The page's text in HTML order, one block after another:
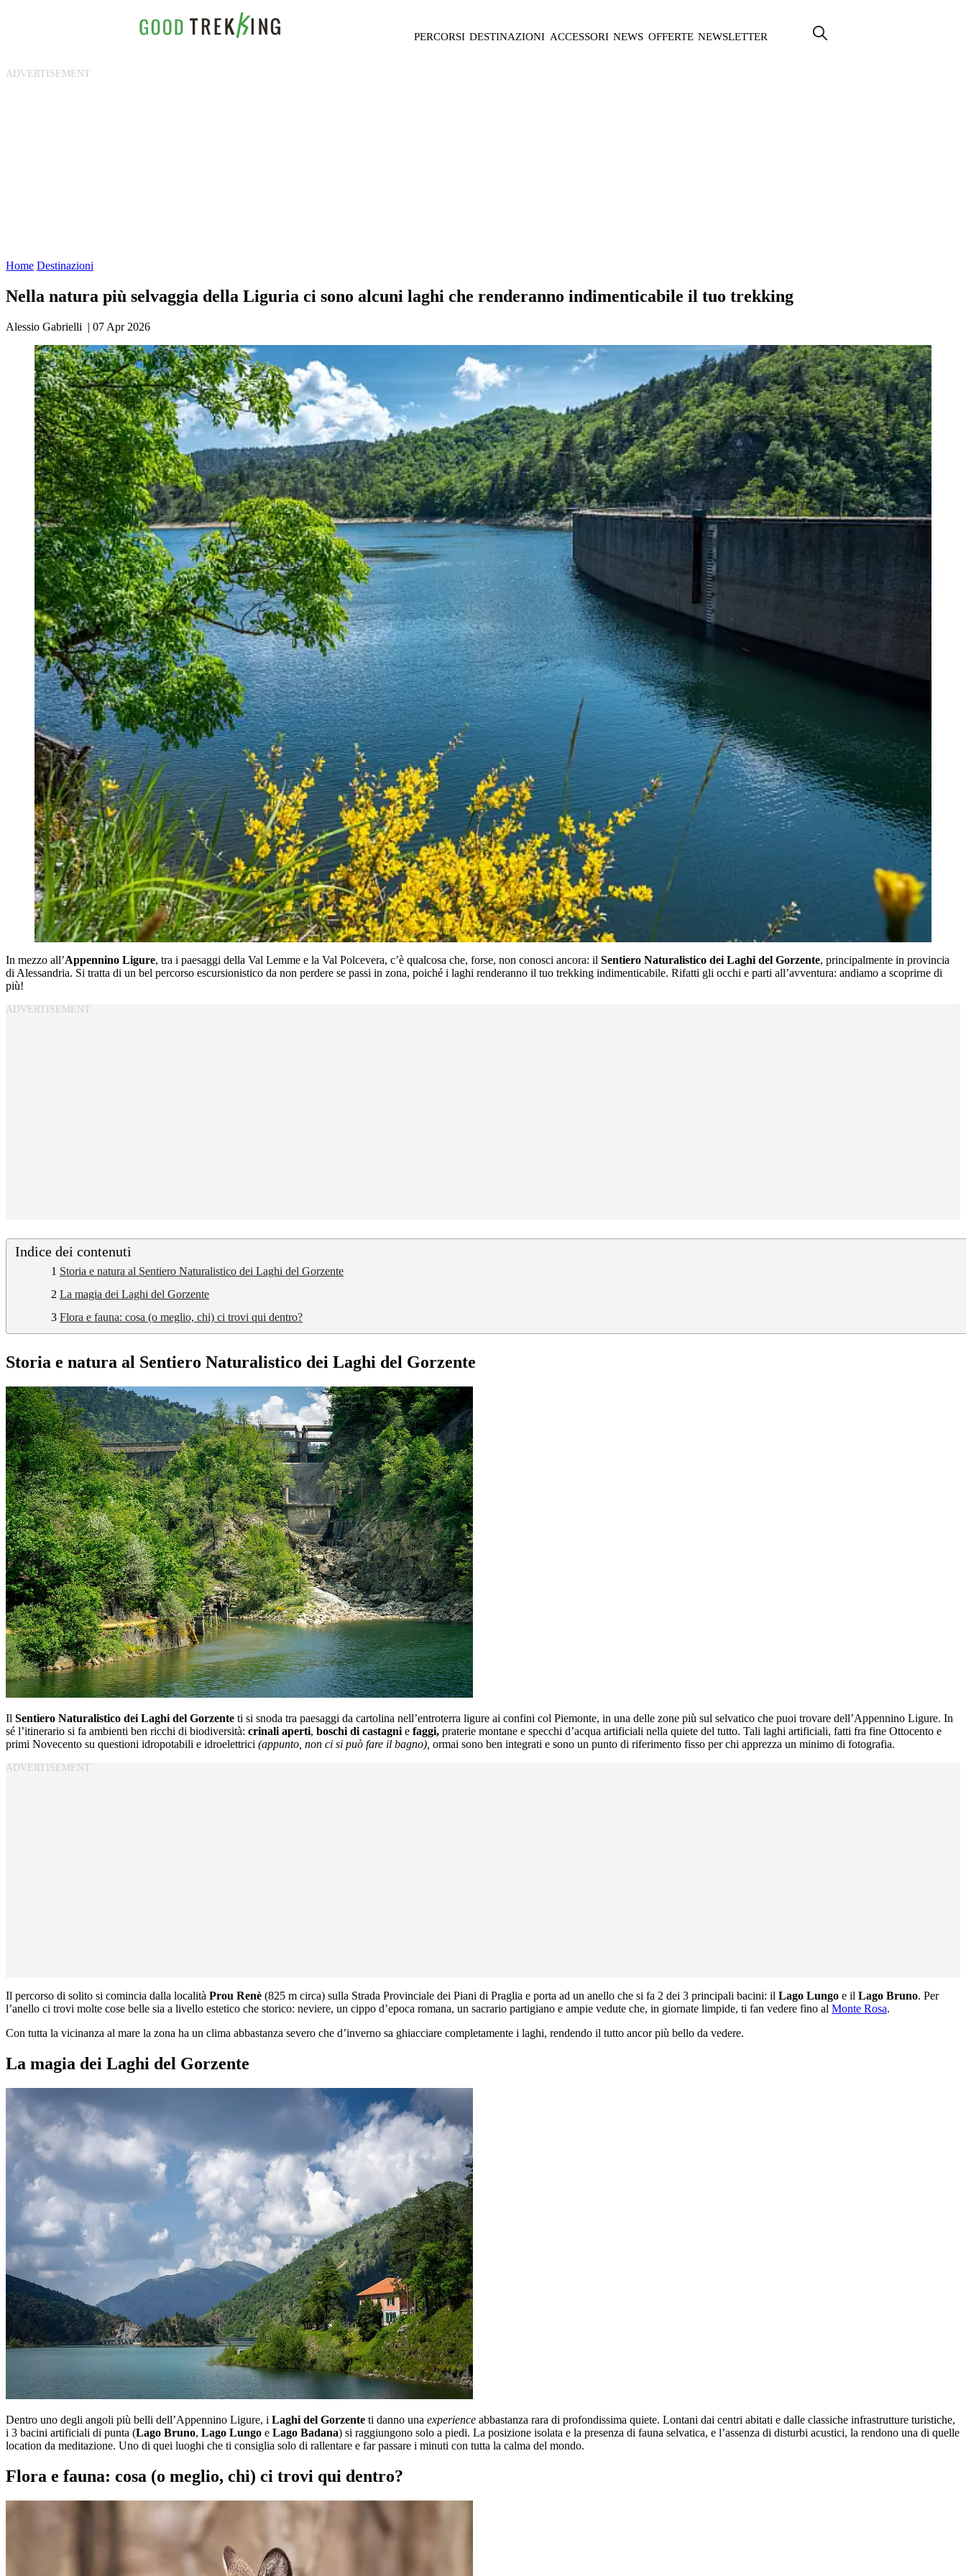
PERCORSI DESTINAZIONI ACCESSORI NEWS OFFERTE NEWSLETTER
Home Destinazioni
Nella natura più selvaggia della Liguria ci sono alcuni laghi che renderanno indimenticabile il tuo trekking
Alessio Gabrielli | 07 Apr 2026
In mezzo all’Appennino Ligure, tra i paesaggi della Val Lemme e la Val Polcevera, c’è qualcosa che, forse, non conosci ancora: il Sentiero Naturalistico dei Laghi del Gorzente, principalmente in provincia
di Alessandria. Si tratta di un bel percorso escursionistico da non perdere se passi in zona, poiché i laghi renderanno il tuo trekking indimenticabile. Rifatti gli occhi e parti all’avventura: andiamo a scoprirne di
più!
Indice dei contenuti
1 Storia e natura al Sentiero Naturalistico dei Laghi del Gorzente
2 La magia dei Laghi del Gorzente
3 Flora e fauna: cosa (o meglio, chi) ci trovi qui dentro?
Storia e natura al Sentiero Naturalistico dei Laghi del Gorzente
Il Sentiero Naturalistico dei Laghi del Gorzente ti si snoda tra paesaggi da cartolina nell’entroterra ligure ai confini col Piemonte, in una delle zone più sul selvatico che puoi trovare dell’Appennino Ligure. In
sé l’itinerario si fa ambienti ben ricchi di biodiversità: crinali aperti, boschi di castagni e faggi, praterie montane e specchi d’acqua artificiali nella quiete del tutto. Tali laghi artificiali, fatti fra fine Ottocento e
primi Novecento su questioni idropotabili e idroelettrici (appunto, non ci si può fare il bagno), ormai sono ben integrati e sono un punto di riferimento fisso per chi apprezza un minimo di fotografia.
Il percorso di solito si comincia dalla località Prou Renè (825 m circa) sulla Strada Provinciale dei Piani di Praglia e porta ad un anello che si fa 2 dei 3 principali bacini: il Lago Lungo e il Lago Bruno. Per
l’anello ci trovi molte cose belle sia a livello estetico che storico: neviere, un cippo d’epoca romana, un sacrario partigiano e ampie vedute che, in giornate limpide, ti fan vedere fino al Monte Rosa.
Con tutta la vicinanza al mare la zona ha un clima abbastanza severo che d’inverno sa ghiacciare completamente i laghi, rendendo il tutto ancor più bello da vedere.
La magia dei Laghi del Gorzente
Dentro uno degli angoli più belli dell’Appennino Ligure, i Laghi del Gorzente ti danno una experience abbastanza rara di profondissima quiete. Lontani dai centri abitati e dalle classiche infrastrutture turistiche,
i 3 bacini artificiali di punta (Lago Bruno, Lago Lungo e Lago Badana) si raggiungono solo a piedi. La posizione isolata e la presenza di fauna selvatica, e l’assenza di disturbi acustici, la rendono una di quelle
location da meditazione. Uno di quei luoghi che ti consiglia solo di rallentare e far passare i minuti con tutta la calma del mondo.
Flora e fauna: cosa (o meglio, chi) ci trovi qui dentro?